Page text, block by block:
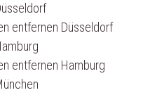
entfernen Düsseldorf
entfernen Hamburg